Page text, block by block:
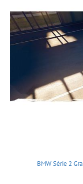
BMW Série 2